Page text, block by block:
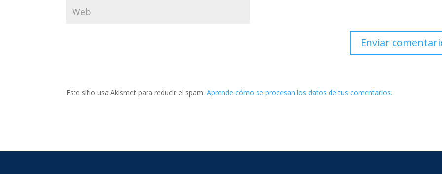
Este sitio usa Akismet para reducir el spam.Aprende cómo se procesan los datos de tus comentarios.